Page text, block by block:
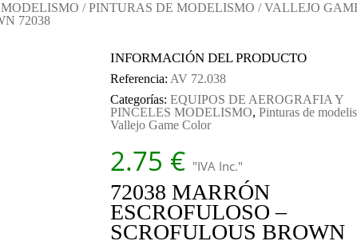
/PINTURAS DE MODELISMO /VALLEJO
72038
INFORMACIÓN DEL PRODUCTO
Referencia: AV 72.038
Categorías: EQUIPOS DE AEROGRAFIA Y
PINCELES MODELISMO, Pinturas de
Vallejo Game Color
2.75 € "IVA Inc."
72038 MARRÓN
ESCROFULOSO –
SCROFULOUS BROWN